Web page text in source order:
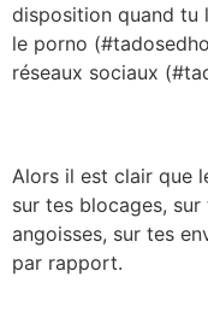
disposition quand tu
le porno
réseaux sociaux
Alors il est clair que
sur tes blocages,
angoisses, sur tes
par rapport.